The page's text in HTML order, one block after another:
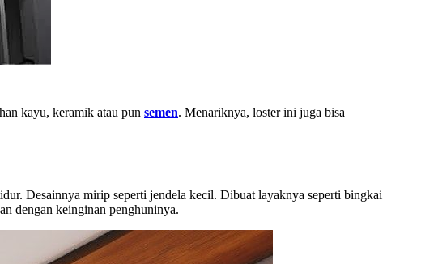
kayu, keramik atau pun semen. Menariknya, loster ini juga bisa
Desainnya mirip seperti jendela kecil. Dibuat layaknya seperti bingkai
dengan keinginan penghuninya.